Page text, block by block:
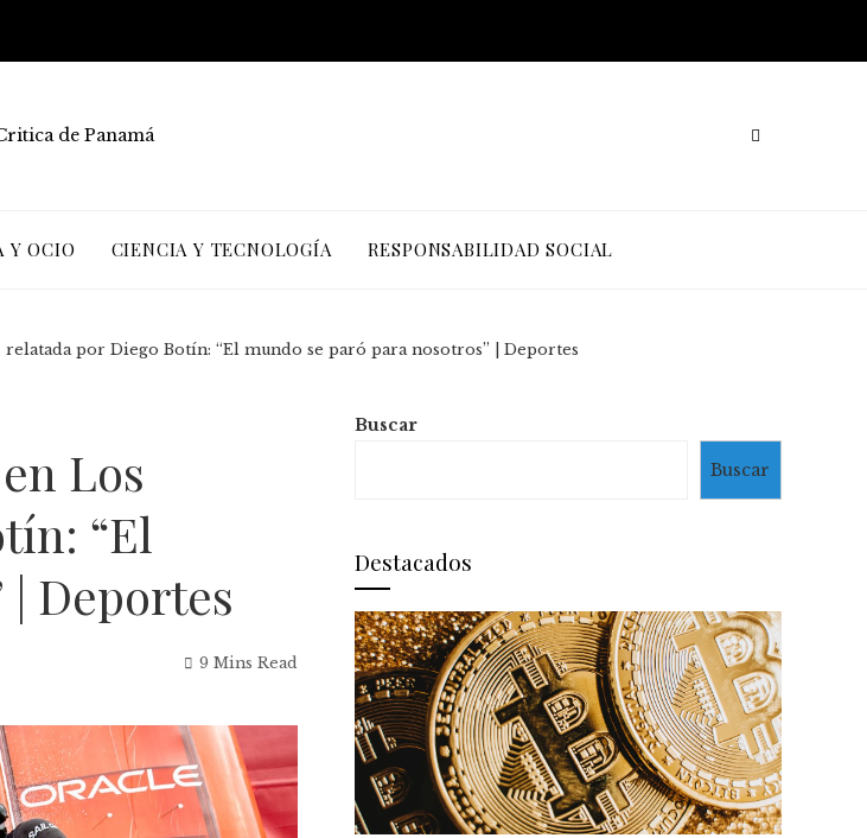
Y OCIO CIENCIA Y TECNOLOGÍA RESPONSABILIDAD SOCIAL
por Diego Botín: “El mundo se paró para nosotros” | Deportes
Los
“El
Deportes
9 Mins Read
Buscar
Buscar
Destacados